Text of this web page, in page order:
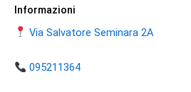
Informazioni
Via Salvatore Seminara 2A
095211364